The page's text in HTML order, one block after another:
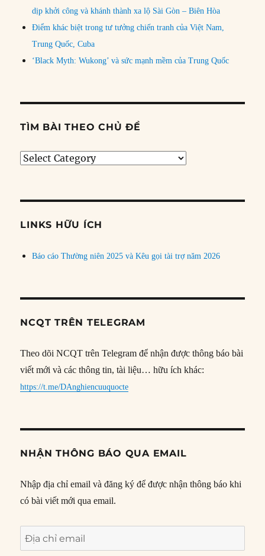
dịp khởi công và khánh thành xa lộ Sài Gòn – Biên Hòa
Điểm khác biệt trong tư tưởng chiến tranh của Việt Nam,
Trung Quốc, Cuba
‘Black Myth: Wukong’ và sức mạnh mềm của Trung Quốc
TÌM BÀI THEO CHỦ ĐỀ
Tìm
đề
LINKS HỮU ÍCH
Báo cáo Thường niên 2025 và Kêu gọi tài trợ năm 2026
NCQT TRÊN TELEGRAM
Theo dõi NCQT trên Telegram để nhận được thông báo bài
viết mới và các thông tin, tài liệu… hữu ích khác:
https://t.me/DAnghiencuuquocte
NHẬN THÔNG BÁO QUA EMAIL
Nhập địa chỉ email và đăng ký để được nhận thông báo khi
có bài viết mới qua email.
Địa
chỉ